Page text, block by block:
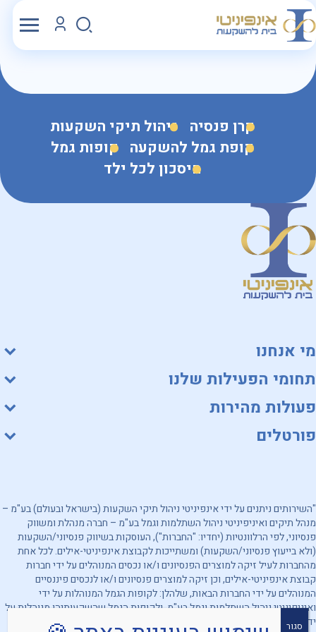
קרן פנסיה ניהול תיקי השקעות
קופת גמל להשקעה קופות גמל
חיסכון לכל ילד
מי אנחנו
תחומי הפעילות שלנו
פעולות מהירות
פורטלים
"השירותים ניתנים על ידי אינפיניטי ניהול תיקי השקעות (בישראל ובעולם) בע"מ –
מנהל תיקים ואיניפיניטי ניהול השתלמות וגמל בע"מ – חברה מנהלת ומשווק
פנסיוני, לפי הרלוונטיות (יחדיו: "החברות"), העוסקות בשיווק פנסיוני/השקעות
(ולא בייעוץ פנסיוני/השקעות) ומשתייכות לקבוצת אינפיניטי-אילים. לכל אחת
מהחברות לעיל זיקה למוצרים הפנסיונים ו/או נכסים המנוהלים על ידי חברות
קבוצת אינפיניטי-אילים, וכן זיקה למוצרים פנסיונים ו/או לנכסים פיננסיים
המנוהלים על ידי החברות הבאות, שלהלן: לקופות הגמל המנוהלות על ידי
ואיניפיניטי ניהול השתלמות וגמל בע"מ, ולקופות הגמל שהשקעותיהן מנוהלות על
ידי אינפיניטי ניהול תיקי השקעות (בישראל ובעולם) בע"מ. מובהר, כי החברות
סגור